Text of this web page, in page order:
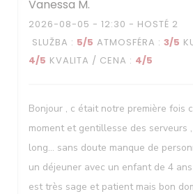
Vanessa M
2026-08-05 - 12:30 - HOSTÉ 2
SLUŽBA : 5/5 ATMOSFÉRA : 3/5
4/5 KVALITA / CENA : 4/5
Bonjour , c était notre première fois
moment et gentillesse des serveurs
long... sans doute manque de
un déjeuner avec un enfant de 4
est très sage et patient mais bon